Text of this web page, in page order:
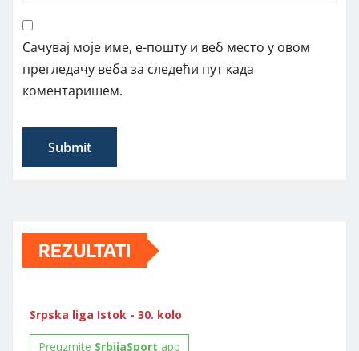
Сачувај моје име, е-пошту и веб место у овом
прегледачу веба за следећи пут када
коментаришем.
REZULTATI